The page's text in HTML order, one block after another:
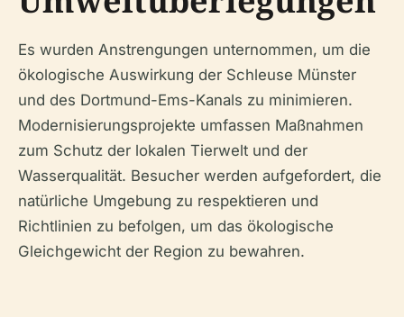
Es wurden Anstrengungen unternommen, um die
ökologische Auswirkung der Schleuse Münster
und des Dortmund-Ems-Kanals zu minimieren.
Modernisierungsprojekte umfassen Maßnahmen
zum Schutz der lokalen Tierwelt und der
Wasserqualität. Besucher werden aufgefordert, die
natürliche Umgebung zu respektieren und
Richtlinien zu befolgen, um das ökologische
Gleichgewicht der Region zu bewahren.